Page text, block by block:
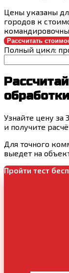
Цены указаны
городов к
Рассчитать
Полный цикл:
обработки
Узнайте цену
и получите
Для точного
выедет на
Пройти тест